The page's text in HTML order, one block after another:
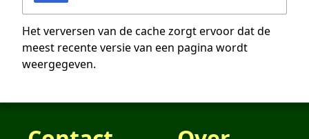
Het verversen van de cache zorgt ervoor dat de
meest recente versie van een pagina wordt
weergegeven.